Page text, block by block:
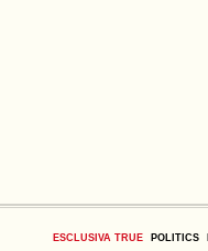
ESCLUSIVA TRUE POLITICS